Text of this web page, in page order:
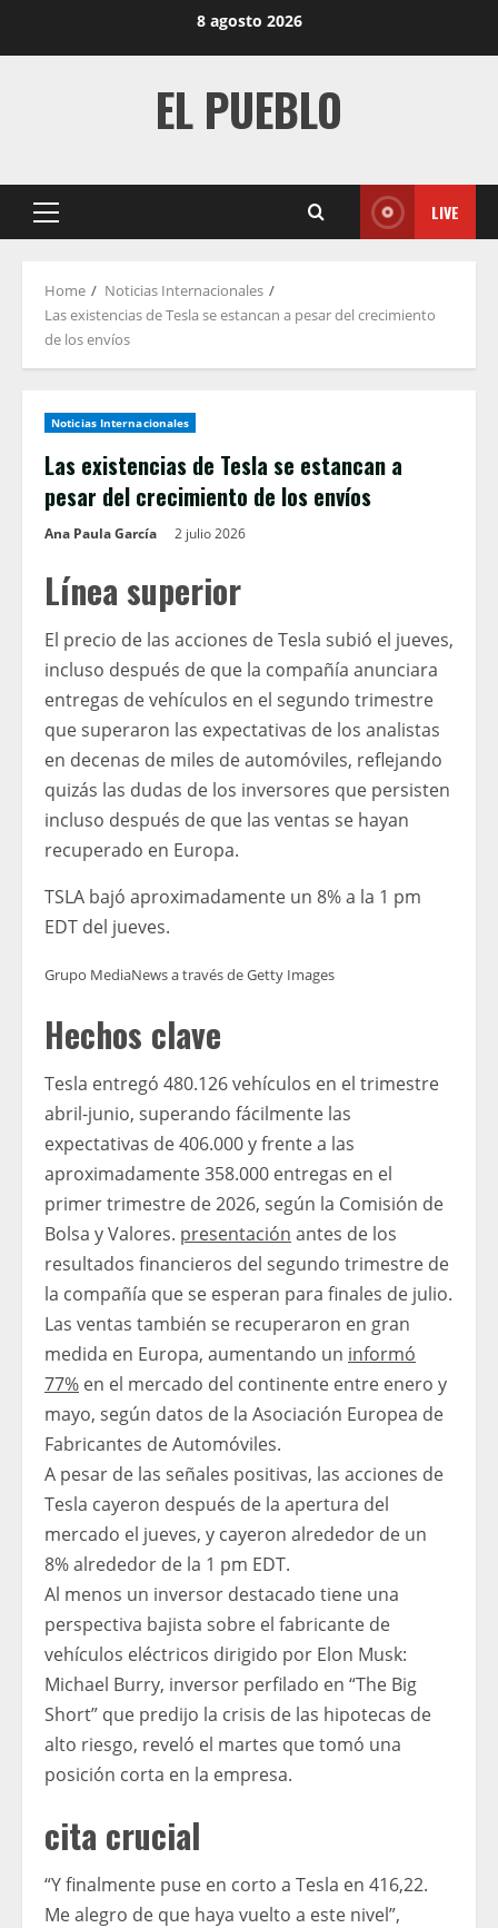
8 agosto 2026
EL PUEBLO
Primary
LIVE
Home
Noticias Internacionales
Las existencias de Tesla se estancan a pesar del crecimiento
de los envíos
Noticias Internacionales
Las existencias de Tesla se estancan a
pesar del crecimiento de los envíos
Ana Paula García 2 julio 2026
Línea superior
El precio de las acciones de Tesla subió el jueves,
incluso después de que la compañía anunciara
entregas de vehículos en el segundo trimestre
que superaron las expectativas de los analistas
en decenas de miles de automóviles, reflejando
quizás las dudas de los inversores que persisten
incluso después de que las ventas se hayan
recuperado en Europa.
TSLA bajó aproximadamente un 8% a la 1 pm
EDT del jueves.
Grupo MediaNews a través de Getty Images
Hechos clave
Tesla entregó 480.126 vehículos en el trimestre
abril-junio, superando fácilmente las
expectativas de 406.000 y frente a las
aproximadamente 358.000 entregas en el
primer trimestre de 2026, según la Comisión de
Bolsa y Valores. presentación antes de los
resultados financieros del segundo trimestre de
la compañía que se esperan para finales de julio.
Las ventas también se recuperaron en gran
medida en Europa, aumentando un informó
77% en el mercado del continente entre enero y
mayo, según datos de la Asociación Europea de
Fabricantes de Automóviles.
A pesar de las señales positivas, las acciones de
Tesla cayeron después de la apertura del
mercado el jueves, y cayeron alrededor de un
8% alrededor de la 1 pm EDT.
Al menos un inversor destacado tiene una
perspectiva bajista sobre el fabricante de
vehículos eléctricos dirigido por Elon Musk:
Michael Burry, inversor perfilado en “The Big
Short” que predijo la crisis de las hipotecas de
alto riesgo, reveló el martes que tomó una
posición corta en la empresa.
cita crucial
“Y finalmente puse en corto a Tesla en 416,22.
Me alegro de que haya vuelto a este nivel”,